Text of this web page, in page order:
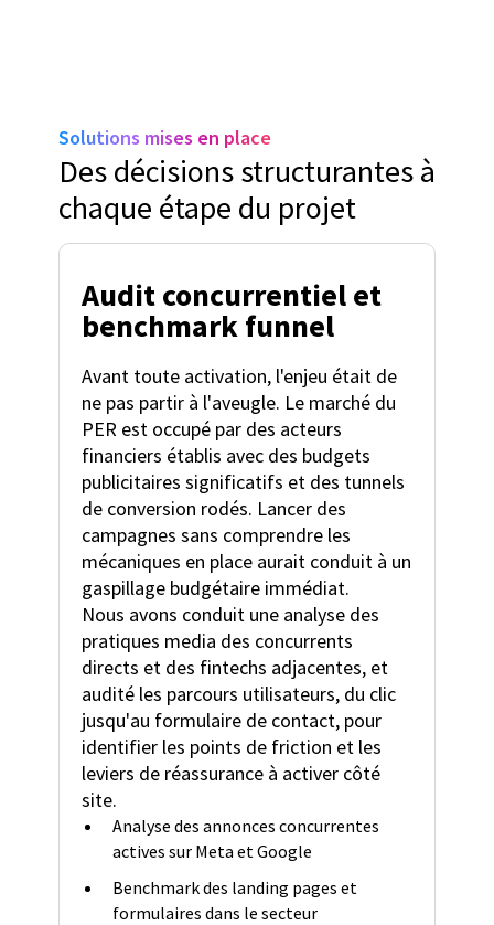
Solutions mises en place
Des décisions structurantes à
chaque étape du projet
Audit concurrentiel et
benchmark funnel
Avant toute activation, l'enjeu était de
ne pas partir à l'aveugle. Le marché du
PER est occupé par des acteurs
financiers établis avec des budgets
publicitaires significatifs et des tunnels
de conversion rodés. Lancer des
campagnes sans comprendre les
mécaniques en place aurait conduit à un
gaspillage budgétaire immédiat.
Nous avons conduit une analyse des
pratiques media des concurrents
directs et des fintechs adjacentes, et
audité les parcours utilisateurs, du clic
jusqu'au formulaire de contact, pour
identifier les points de friction et les
leviers de réassurance à activer côté
site.
Analyse des annonces concurrentes
actives sur Meta et Google
Benchmark des landing pages et
formulaires dans le secteur